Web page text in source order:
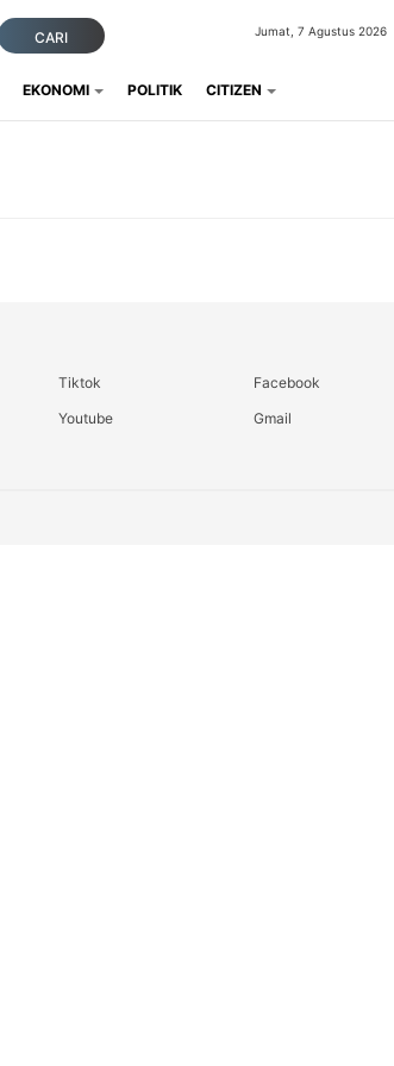
CARI Jumat, 7 Agustus 2026
EKONOMI POLITIK CITIZEN
Tiktok
Facebook
Youtube Gmail